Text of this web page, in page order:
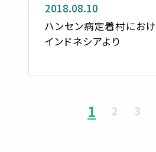
2018.08.10
ハンセン病定着村にお
インドネシアより
1 2 3